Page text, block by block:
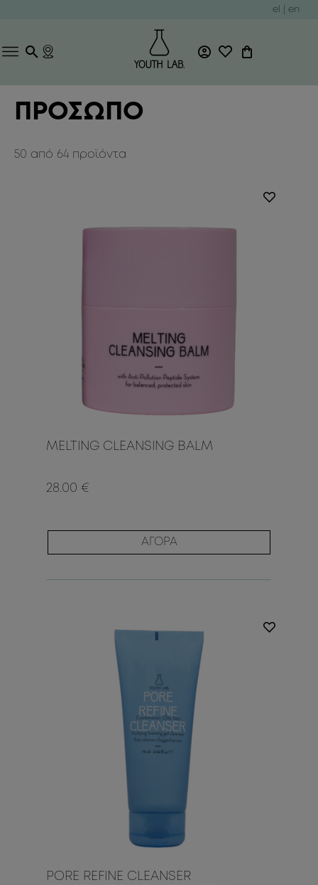
el en
ΠΡΟΣΩΠΟ
50 από 64 προϊόντα
MELTING CLEANSING BALM
28.00 €
ΑΓΟΡΑ
PORE REFINE CLEANSER